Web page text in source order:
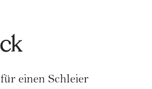
einen Schleier